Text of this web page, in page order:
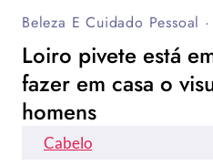
Beleza E Cuidado Pessoal ·
Loiro pivete está
fazer em casa o
homens
Cabelo